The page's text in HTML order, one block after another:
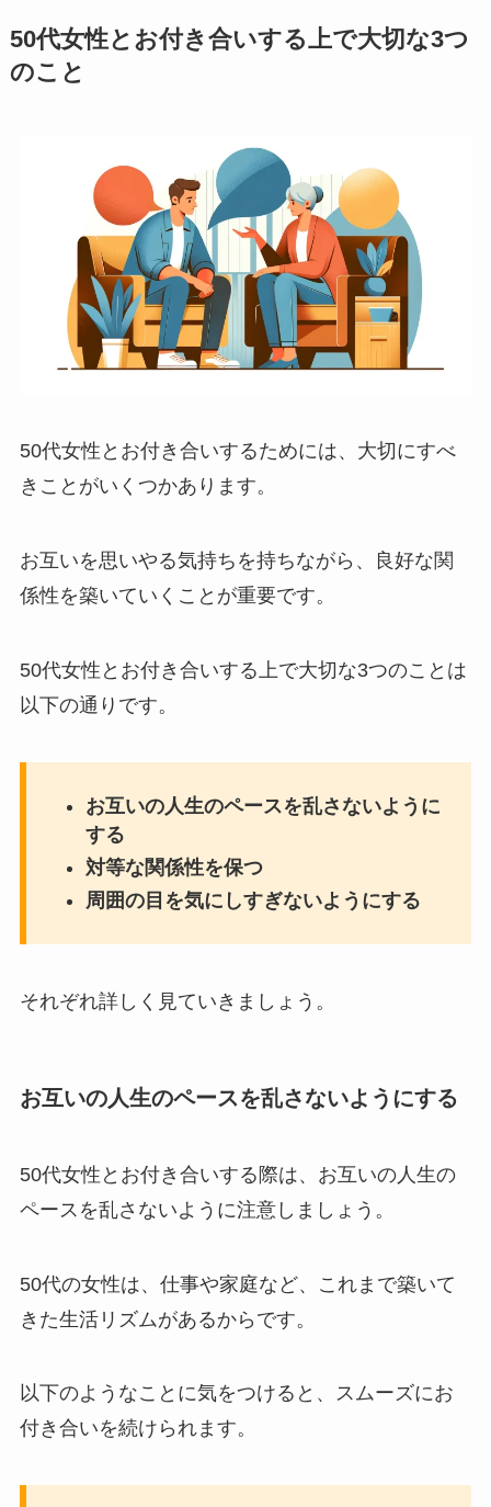
50代女性とお付き合いする上で大切な3つ
のこと
50代女性とお付き合いするためには、大切にすべ
きことがいくつかあります。
お互いを思いやる気持ちを持ちながら、良好な関
係性を築いていくことが重要です。
50代女性とお付き合いする上で大切な3つのことは
以下の通りです。
お互いの人生のペースを乱さないように
する
対等な関係性を保つ
周囲の目を気にしすぎないようにする
それぞれ詳しく見ていきましょう。
お互いの人生のペースを乱さないようにする
50代女性とお付き合いする際は、お互いの人生の
ペースを乱さないように注意しましょう。
50代の女性は、仕事や家庭など、これまで築いて
きた生活リズムがあるからです。
以下のようなことに気をつけると、スムーズにお
付き合いを続けられます。